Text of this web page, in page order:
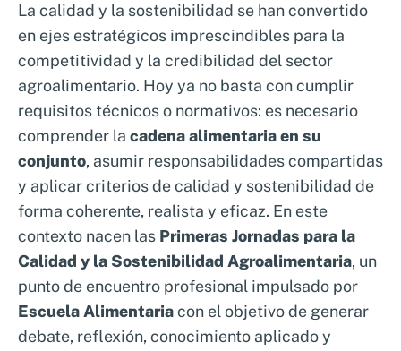
La calidad y la sostenibilidad se han convertido
en ejes estratégicos imprescindibles para la
competitividad y la credibilidad del sector
agroalimentario. Hoy ya no basta con cumplir
requisitos técnicos o normativos: es necesario
comprender la cadena alimentaria en su
conjunto, asumir responsabilidades compartidas
y aplicar criterios de calidad y sostenibilidad de
forma coherente, realista y eficaz. En este
contexto nacen las Primeras Jornadas para la
Calidad y la Sostenibilidad Agroalimentaria, un
punto de encuentro profesional impulsado por
Escuela Alimentariacon el objetivo de generar
debate, reflexión, conocimiento aplicado y